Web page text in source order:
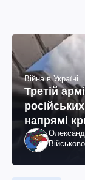
Війна в Україні
Третій
напрямі
вдалося